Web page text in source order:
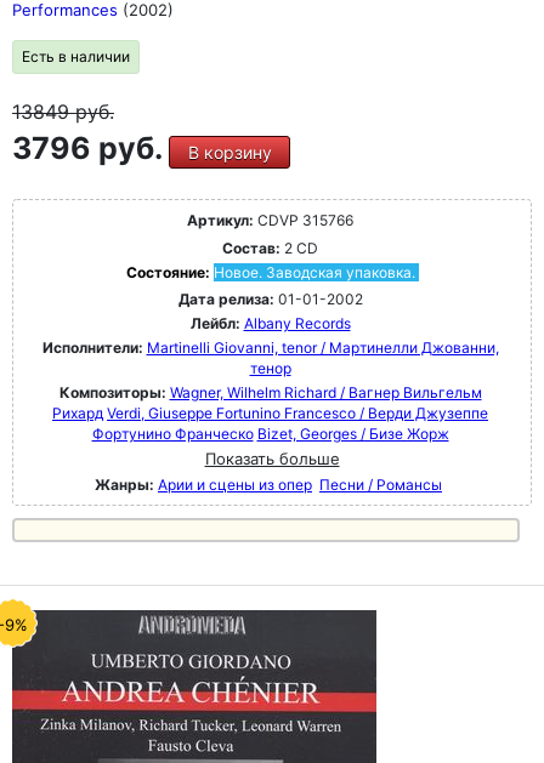
Performances (2002)
Есть в наличии
13849руб.
3796 руб. В корзину
Артикул: CDVP 315766
Состав: 2 CD
Состояние: Новое. Заводская упаковка.
Дата релиза: 01-01-2002
Лейбл: Albany Records
Исполнители: Martinelli Giovanni, tenor / Мартинелли Джованни,
тенор
Композиторы: Wagner, Wilhelm Richard / Вагнер Вильгельм
Рихард Verdi, Giuseppe Fortunino Francesco / Верди Джузеппе
Фортунино Франческо Bizet, Georges / Бизе Жорж
Показать больше
Жанры: Арии и сцены из опер Песни / Романсы
9%